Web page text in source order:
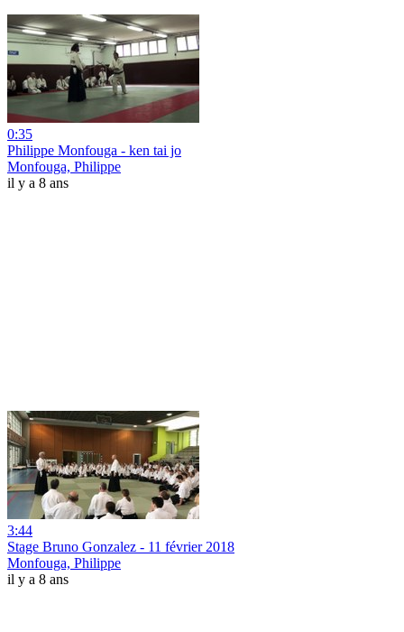
0:35
Philippe Monfouga - ken tai jo
Monfouga, Philippe
il y a 8 ans
3:44
Stage Bruno Gonzalez - 11 février 2018
Monfouga, Philippe
il y a 8 ans